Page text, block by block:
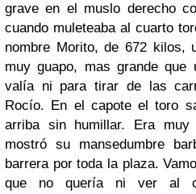
grave en el muslo derecho
cuando muleteaba al cuarto
nombre Morito, de 672 kilos,
muy guapo, mas grande que
valía ni para tirar de las
Rocío. En el capote el toro
arriba sin humillar. Era muy
mostró su mansedumbre
barrera por toda la plaza.
que no quería ni ver al